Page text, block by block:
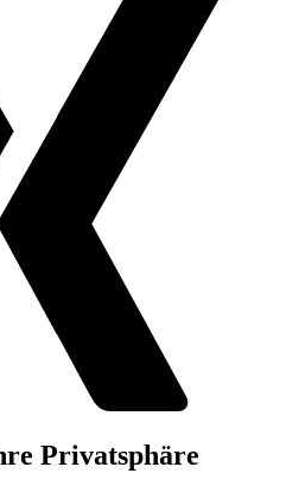
Privatsphäre